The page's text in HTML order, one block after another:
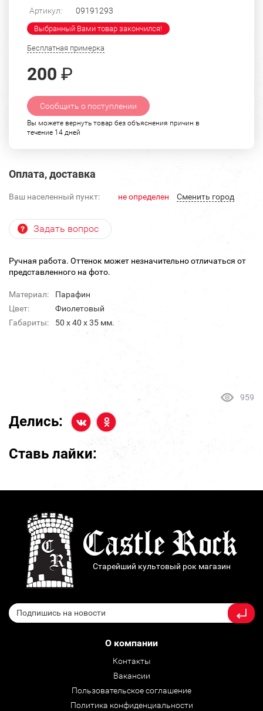
Артикул: 09191293
Выбранный Вами товар закончился!
Бесплатная примерка
200 ₽
Сообщить о поступлении
Вы можете вернуть товар без объяснения причин в
течение 14 дней
Оплата, доставка
Ваш населенный пункт: не определен Cменить город
Задать вопрос
Ручная работа. Оттенок может незначительно отличаться от
представленного на фото.
Материал:
Парафин
Цвет:
Фиолетовый
Габариты:
50 х 40 х 35 мм.
959
Делись:
Ставь лайки:
Старейший культовый рок магазин
О компании
Контакты
Вакансии
Пользовательское соглашение
Политика конфиденциальности